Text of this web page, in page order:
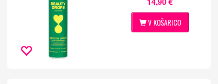
V KOŠARICO